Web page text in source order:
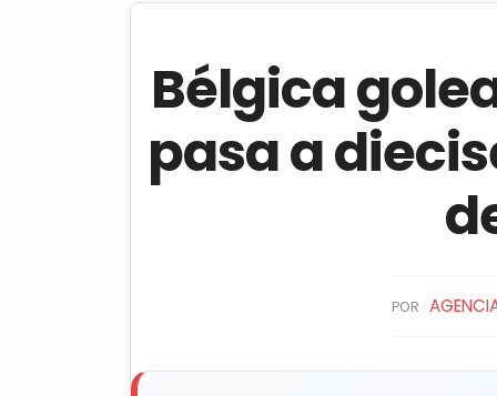
Bélgica
pasa a
POR